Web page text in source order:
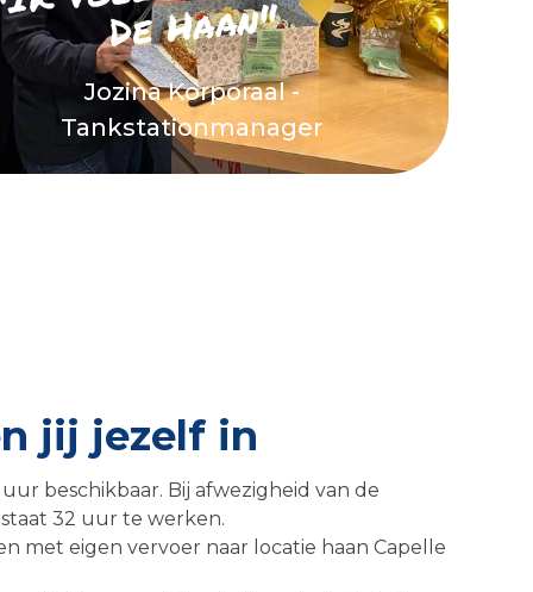
De Haan"
Jozina Korporaal -
Tankstationmanager
jij jezelf in
beschikbaar. Bij afwezigheid van de
32 uur te werken.
met eigen vervoer naar locatie haan Capelle